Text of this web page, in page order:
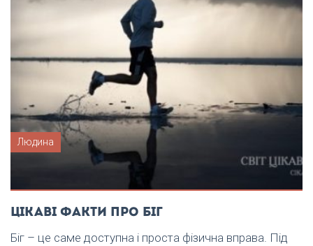
Людина
Цікаві факти про біг
Біг – це саме доступна і проста фізична вправа. Під